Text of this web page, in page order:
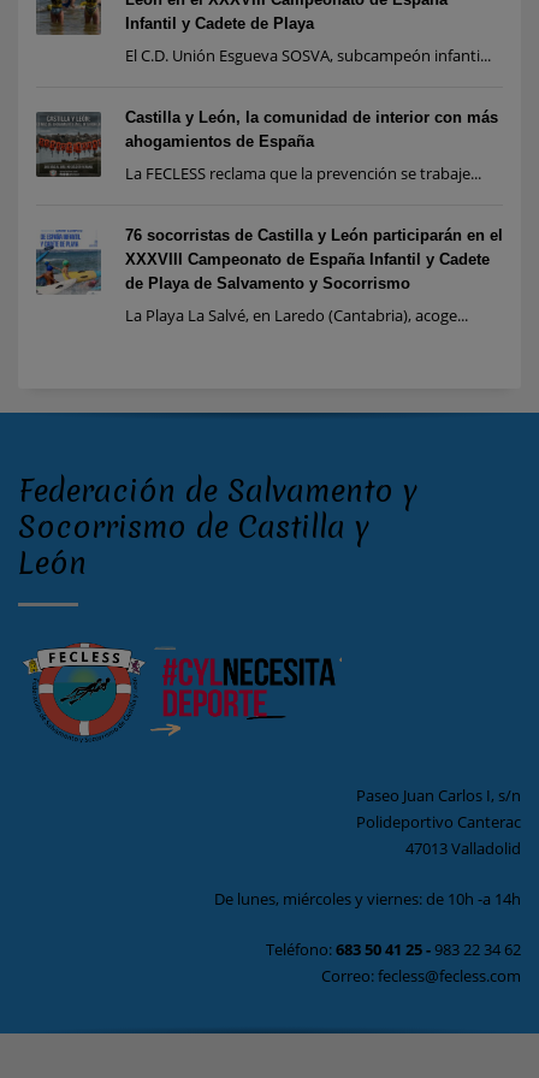
Infantil y Cadete de Playa
El C.D. Unión Esgueva SOSVA, subcampeón infanti...
Castilla y León, la comunidad de interior con más
ahogamientos de España
La FECLESS reclama que la prevención se trabaje...
76 socorristas de Castilla y León participarán en el
XXXVIII Campeonato de España Infantil y Cadete
de Playa de Salvamento y Socorrismo
La Playa La Salvé, en Laredo (Cantabria), acoge...
Federación de Salvamento y
Socorrismo de Castilla y
León
Paseo Juan Carlos I, s/n
Polideportivo Canterac
47013 Valladolid
De lunes, miércoles y viernes: de 10h -a 14h
Teléfono:683 50 41 25-983 22 34 62
Correo: fecless@fecless.com